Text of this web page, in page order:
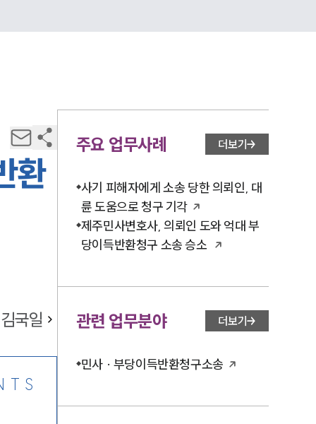
환
김국일
주요 업무사례 더보기
사기 피해자에게 소송 당한 의뢰인, 대
륜 도움으로 청구 기각
제주민사변호사, 의뢰인 도와 억대 부
당이득반환청구 소송 승소
관련 업무분야 더보기
민사 · 부당이득반환청구소송